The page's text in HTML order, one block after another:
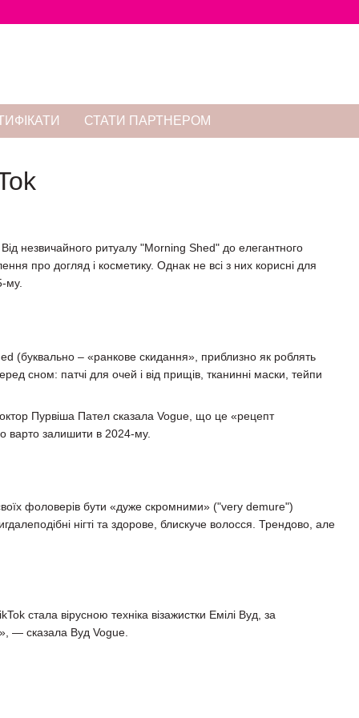
СТАТИ ПАРТНЕРОМ
незвичайного ритуалу "Morning Shed" до елегантного
про догляд і косметику. Однак не всі з них корисні для
му.
(буквально – «ранкове скидання», приблизно як роблять
сном: патчі для очей і від прищів, тканинні маски, тейпи
Пурвіша Пател сказала Vogue, що це «рецепт
варто залишити в 2024-му.
фоловерів бути «дуже скромними» ("very demure")
нігті та здорове, блискуче волосся. Трендово, але
стала вірусною техніка візажистки Емілі Вуд, за
— сказала Вуд Vogue.